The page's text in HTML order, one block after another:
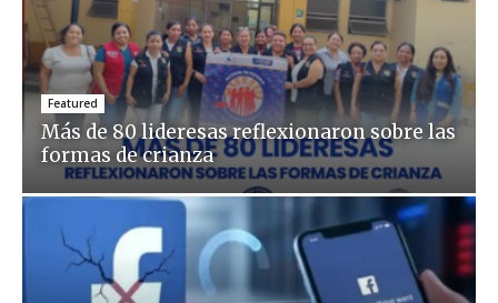
Featured
Más de 80 lideresas reflexionaron sobre las
formas de crianza